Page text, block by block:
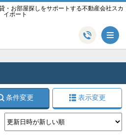
・お部屋探しをサポートする不動産会社スカ
イポート
条件変更 表示変更